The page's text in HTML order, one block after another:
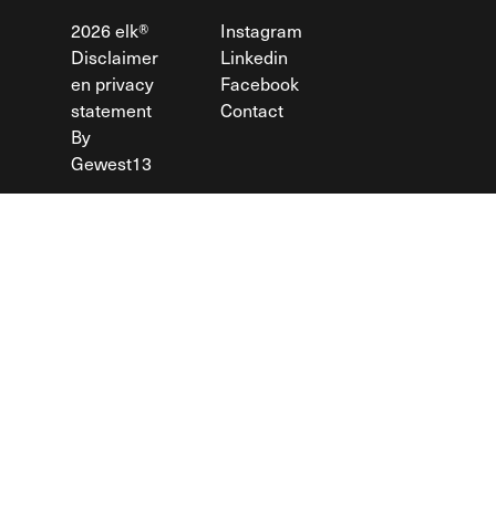
2026elk®
Disclaimer
en privacy
statement
By
Gewest13
Instagram
Linkedin
Facebook
Contact